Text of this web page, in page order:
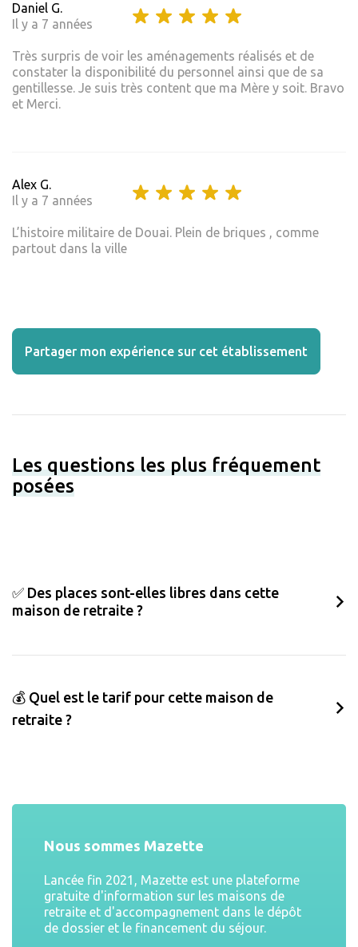
Daniel G.
Il y a 7 années
Très surpris de voir les aménagements réalisés et de
constater la disponibilité du personnel ainsi que de sa
gentillesse. Je suis très content que ma Mère y soit. Bravo
et Merci.
Alex G.
Il y a 7 années
L’histoire militaire de Douai. Plein de briques , comme
partout dans la ville
Partager mon expérience sur cet établissement
Les questions les plus fréquement
posées
✅ Des places sont-elles libres dans cette
maison de retraite ?
💰 Quel est le tarif pour cette maison de
retraite ?
Nous sommes Mazette
Lancée fin 2021, Mazette est une plateforme
gratuite d'information sur les maisons de
retraite et d'accompagnement dans le dépôt
de dossier et le financement du séjour.